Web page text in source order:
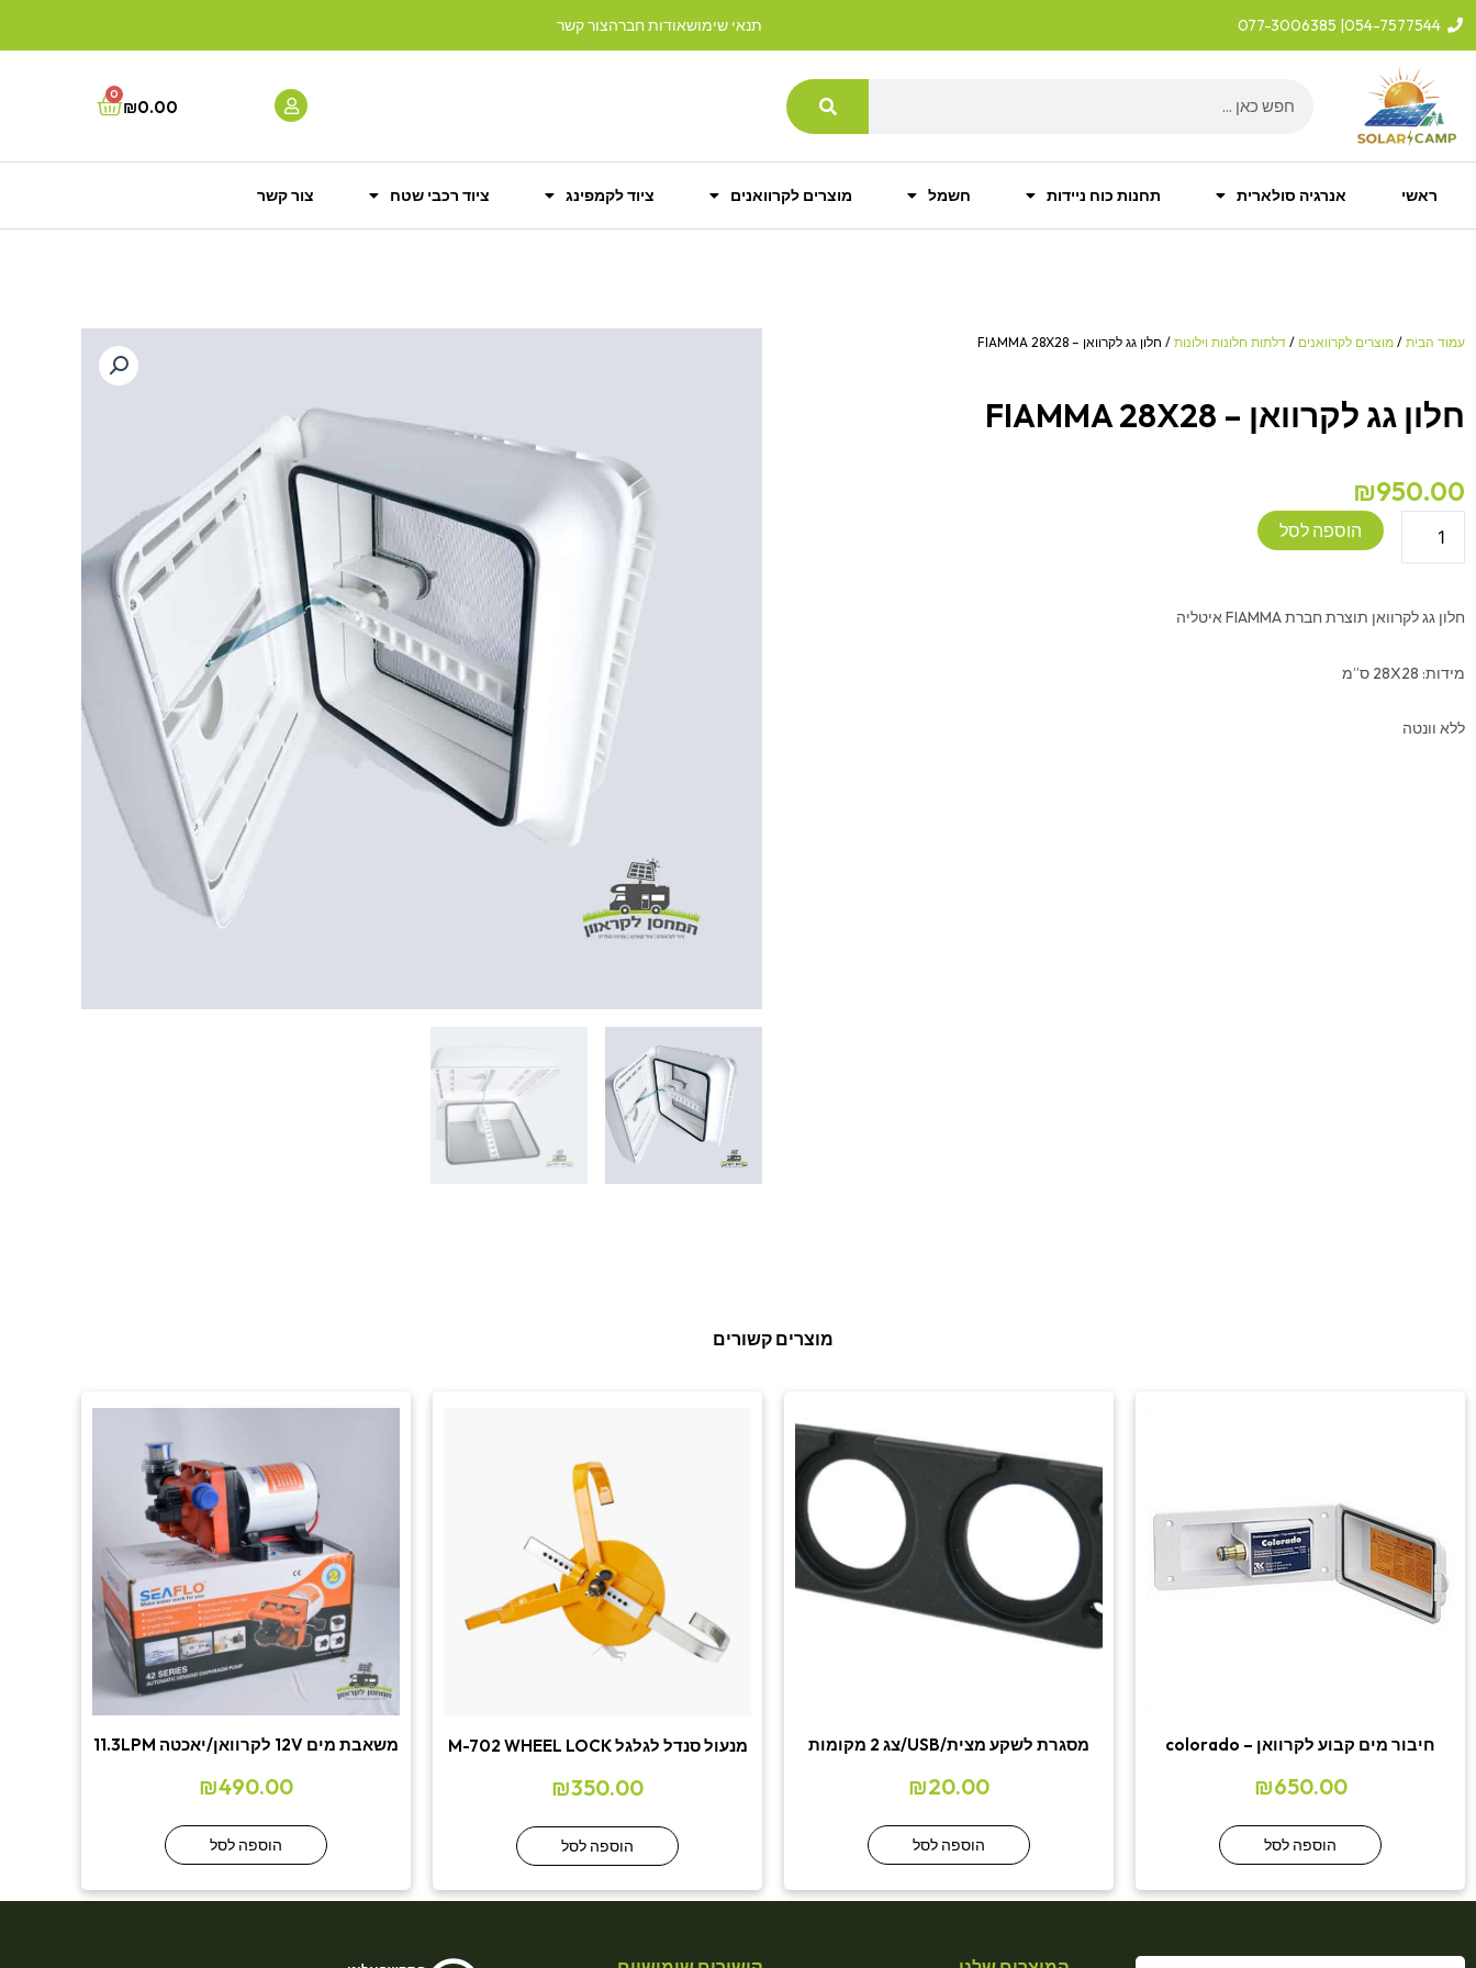
דילוג
054-7577544
| 077-3006385 תנאי שימושאודות חברהצור קשר
₪0.00
0
Cart
ראשי אנרגיה סולארית תחנות כוח ניידות חשמל מוצרים לקרוואנים ציוד לקמפינג ציוד רכבי שטח צור קשר
עמוד הבית / מוצרים לקרוואנים / דלתות חלונות וילונות / חלון גג לקרוואן – FIAMMA 28X28
חלון גג לקרוואן – FIAMMA 28X28
₪950.00
גג
-
28X28
הוספה לסל
חלון גג לקרוואן תוצרת חברת FIAMMA איטליה
מידות: 28X28 ס”מ
ללא וונטה
מוצרים קשורים
חיבור מים קבוע לקרוואן – colorado
₪650.00
הוספה לסל
מסגרת לשקע מצית/USB/צג 2 מקומות
₪20.00
הוספה לסל
מנעול סנדל לגלגל M-702 WHEEL LOCK
₪350.00
הוספה לסל
משאבת מים 12V לקרוואן/יאכטה 11.3LPM
₪490.00
הוספה לסל